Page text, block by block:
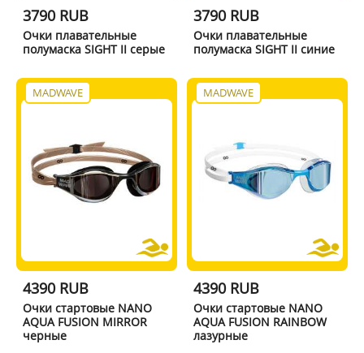
3790 RUB
Очки плавательные
полумаска SIGHT II серые
3790 RUB
Очки плавательные
полумаска SIGHT II синие
MADWAVE
4390 RUB
Очки стартовые NANO
AQUA FUSION MIRROR
черные
MADWAVE
4390 RUB
Очки стартовые NANO
AQUA FUSION RAINBOW
лазурные